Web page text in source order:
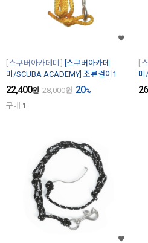
스쿠버아카데미
[스쿠버아카데
미/SCUBA ACADEMY] 조류걸이1
22,400원 28,000원 20%
구매 1
미